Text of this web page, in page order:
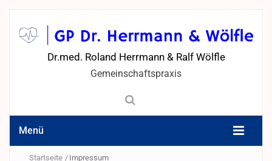
Dr.med. Roland Herrmann & Ralf Wölfle
Gemeinschaftspraxis
Menü
Startseite / Impressum